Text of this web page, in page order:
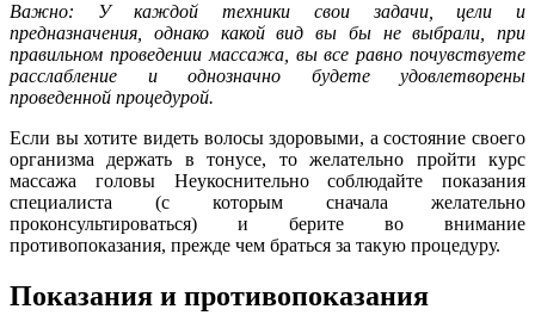
Важно: У каждой техники свои задачи, цели и
предназначения, однако какой вид вы бы не выбрали, при
правильном проведении массажа, вы все равно почувствуете
расслабление и однозначно будете удовлетворены
проведенной процедурой.
Если вы хотите видеть волосы здоровыми, а состояние своего
организма держать в тонусе, то желательно пройти курс
массажа головы Неукоснительно соблюдайте показания
специалиста (с которым сначала желательно
проконсультироваться) и берите во внимание
противопоказания, прежде чем браться за такую процедуру.
Показания и противопоказания